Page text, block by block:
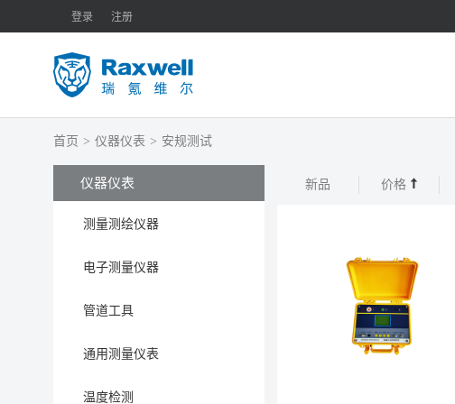
登录 注册
首页 > 仪器仪表 > 安规测试
仪器仪表
测量测绘仪器
电子测量仪器
管道工具
通用测量仪表
温度检测
新品 价格